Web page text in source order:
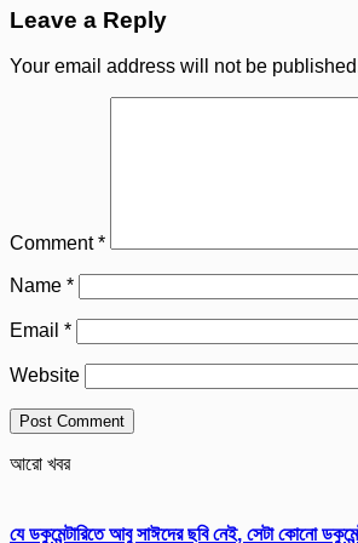
Leave a Reply
Your email address will not be
Comment*
Name *
Email *
Website
আরো খবর
যে ডকুমেন্টারিতে আবু সাঈদের ছবি নেই, সেটা কোনো